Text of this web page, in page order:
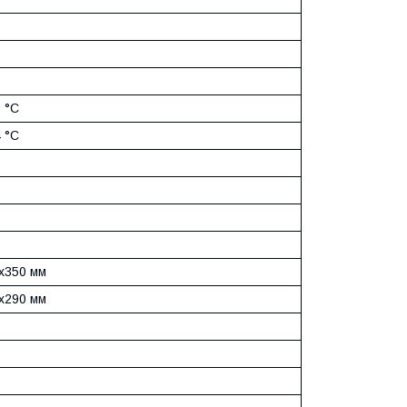
°C
°C
мм
мм